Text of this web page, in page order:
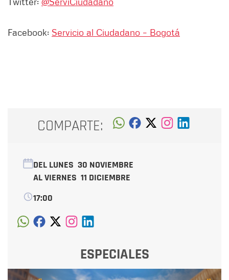
Facebook: Servicio al Ciudadano – Bogotá
COMPARTE:
DEL LUNES 30 NOVIEMBRE
AL VIERNES 11 DICIEMBRE
17:00
ESPECIALES